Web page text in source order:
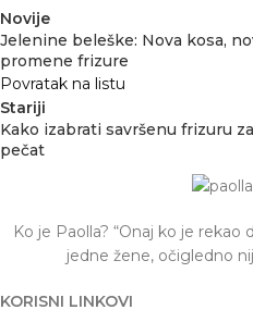
Novije
Jelenine beleške: Nova kosa,
promene frizure
Povratak na listu
Stariji
Kako izabrati savršenu frizuru
pečat
Ko je Paolla? “Onaj ko je
jedne žene, očigledno
KORISNI LINKOVI